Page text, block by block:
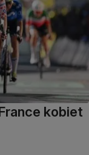
kobiet